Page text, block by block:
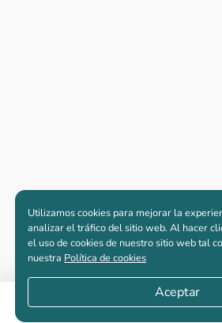
Apartamentos nuevos
Utilizamos cookies para mejorar la
analizar el tráfico del sitio web. Al hacer
el uso de cookies de nuestro sitio web tal
nuestra Política de cookies
Aceptar